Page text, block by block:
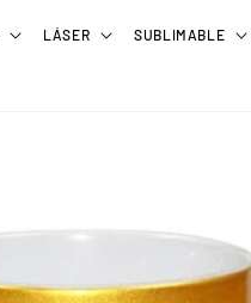
LÁSER SUBLIMABLE